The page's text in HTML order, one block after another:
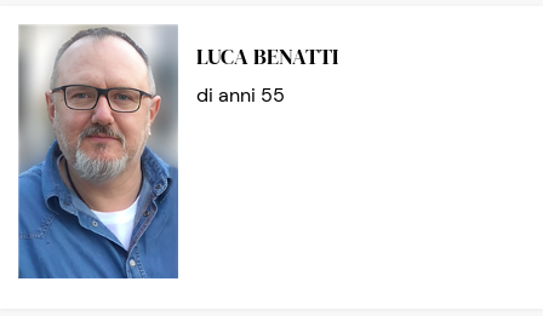
LUCA BENATTI
di anni 55